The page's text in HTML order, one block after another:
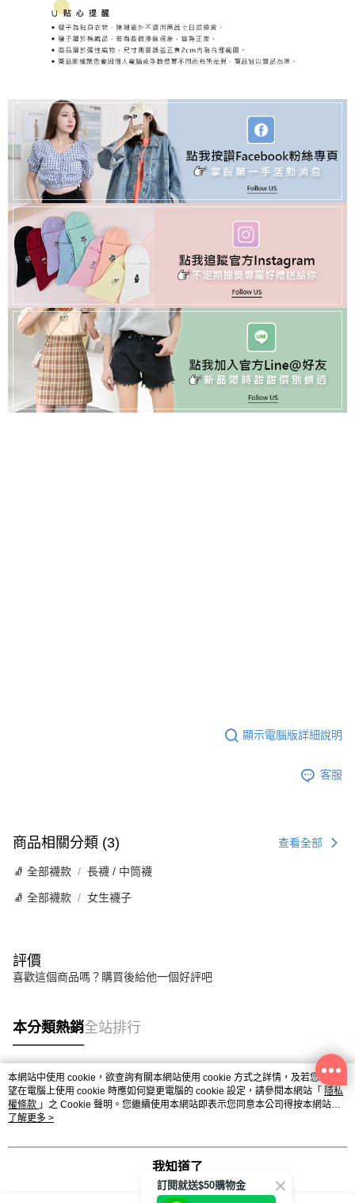
顯示電腦版詳細說明
客服
商品相關分類 (3) 查看全部
🧦 全部襪款 長襪 / 中筒襪
🧦 全部襪款 女生襪子
評價
喜歡這個商品嗎？購買後給他一個好評吧
本分類熱銷全站排行
熱門標籤
本網站中使用 cookie，欲查詢有關本網站使用 cookie 方式之詳情，及若您不希
望在電腦上使用 cookie 時應如何變更電腦的 cookie 設定，請參閱本網站「 隱私
權條款 」之 Cookie 聲明。您繼續使用本網站即表示您同意本公司得按本網站使
用條款之 Cookie 聲明使用 cookie。
了解更多 >
我知道了
訂閱就送$50購物金